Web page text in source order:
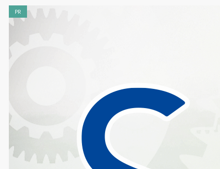
る京都」への歩みをスタートさせる。 人口減少や
あるために、今ある価値を守り、磨き上げ、次世代
PR